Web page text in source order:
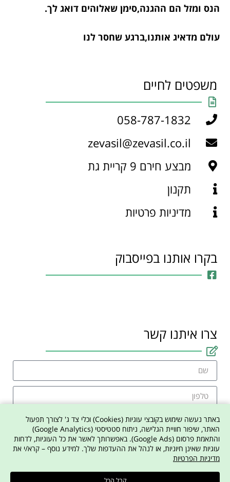
הנס ומזל הם ההגנה,סימן שאלוהים דואג לך.
עולם מדאיג אותנו,ברגע שחסר לנו
משפטים לחיים
058-787-1832
zevasil@zevasil.co.il
מבצע חירם 9 קריית גת
תקנון
מדיניות פרטיות
בקרו אותנו בפייסבוק
צרו איתנו קשר
אני מסכים למדיניות הפרטיות באתר
באתר נעשה שימוש בקובצי עוגיות (Cookies) וכלי צד ג' לצורך תפעול
האתר, שיפור חוויית הגלישה, ניתוח סטטיסטי (Google Analytics)
והתאמת פרסום (Google Ads). באפשרותך לאשר את כל העוגיות, לדחות
עוגיות שאינן חיוניות, או לנהל את ההעדפות שלך. למידע נוסף – קרא/י את
מדיניות הפרטיות